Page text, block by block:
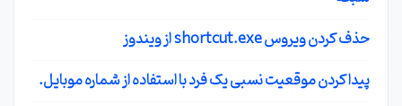
حذف کردن ویروس shortcut.exe از ویندوز
پیدا کردن موقعیت نسبی یک فرد با استفاده از شماره موبایل.